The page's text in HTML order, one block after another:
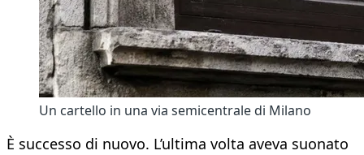
Un cartello in una via semicentrale di Milano
È successo di nuovo. L’ultima volta aveva suonato